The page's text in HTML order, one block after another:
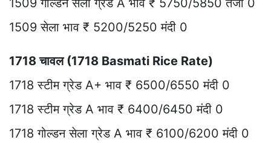
1509 गोल्डन सेला ग्रेड A भाव ₹ 5750/5850 तेजी 0
1509 सेला भाव ₹ 5200/5250 मंदी 0
1718 चावल (1718 Basmati Rice Rate)
1718 स्टीम ग्रेड A+ भाव ₹ 6500/6550 मंदी 0
1718 स्टीम ग्रेड A भाव ₹ 6400/6450 मंदी 0
1718 गोल्डन सेला ग्रेड A भाव ₹ 6100/6200 मंदी 0